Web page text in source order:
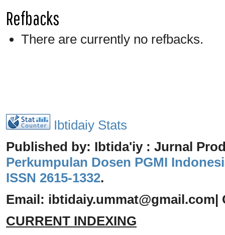
Refbacks
There are currently no refbacks.
Ibtidaiy Stats
Published by: Ibtida'iy : Jurnal
Perkumpulan Dosen PGMI
ISSN 2615-1332.
Email: ibtidaiy.ummat@gmail.com|
CURRENT INDEXING